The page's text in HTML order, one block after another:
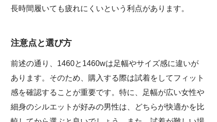
長時間履いても疲れにくいという利点があります。
注意点と選び方
前述の通り、1460と1460wは足幅やサイズ感に違いが
あります。そのため、購入する際は試着をしてフィット
感を確認することが重要です。特に、足幅が広い女性や
細身のシルエットが好みの男性は、どちらが快適かを比